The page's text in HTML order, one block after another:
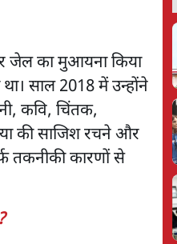
जेल का मुआयना किया
साल 2018 में उन्होंने
कवि, चिंतक,
की साजिश रचने और
तकनीकी कारणों से